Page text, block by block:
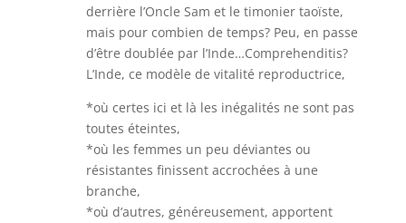
derrière l’Oncle Sam et le timonier taoïste,
mais pour combien de temps? Peu, en passe
d’être doublée par l’Inde…Comprehenditis?
L’Inde, ce modèle de vitalité reproductrice,
*où certes ici et là les inégalités ne sont pas
toutes éteintes,
*où les femmes un peu déviantes ou
résistantes finissent accrochées à une
branche,
*où d’autres, généreusement, apportent